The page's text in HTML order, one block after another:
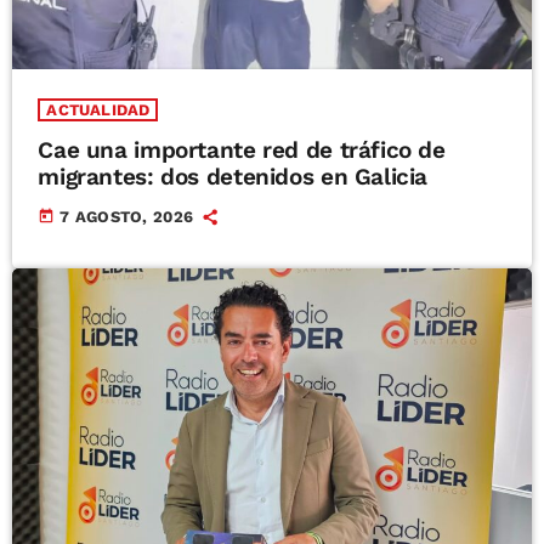
ACTUALIDAD
Cae una importante red de tráfico de
migrantes: dos detenidos en Galicia
today 7 AGOSTO, 2026